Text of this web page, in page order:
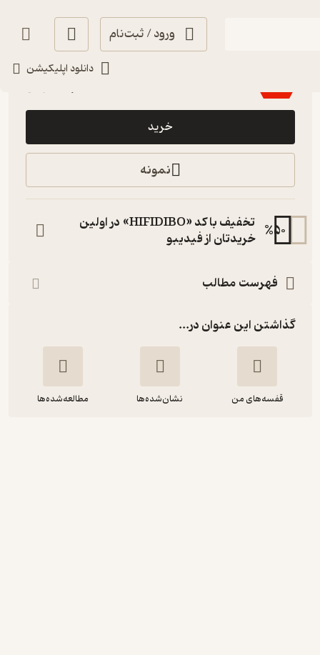
ورود / ثبت‌نام
دانلود اپلیکیشن
سرگرم‌کننده 🧩 2
٪30
39,200
خرید
نمونه
%50
تخفیف با کد «HIFIDIBO» در اولین
خریدتان از فیدیبو
فهرست مطالب
گذاشتن این عنوان در...
قفسه‌های من نشان‌شده‌ها مطالعه‌شده‌ها